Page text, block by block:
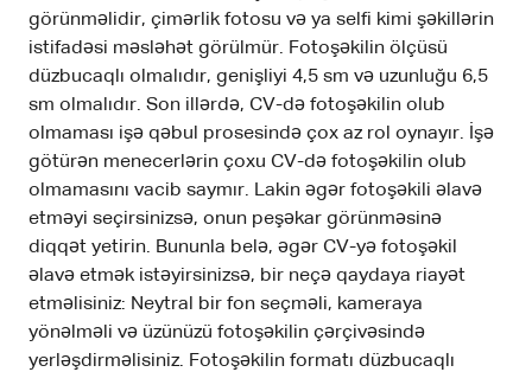
görünməlidir, çimərlik fotosu və ya selfi kimi şəkillərin
istifadəsi məsləhət görülmür. Fotoşəkilin ölçüsü
düzbucaqlı olmalıdır, genişliyi 4,5 sm və uzunluğu 6,5
sm olmalıdır. Son illərdə, CV-də fotoşəkilin olub
olmaması işə qəbul prosesində çox az rol oynayır. İşə
götürən menecerlərin çoxu CV-də fotoşəkilin olub
olmamasını vacib saymır. Lakin əgər fotoşəkili əlavə
etməyi seçirsinizsə, onun peşəkar görünməsinə
diqqət yetirin. Bununla belə, əgər CV-yə fotoşəkil
əlavə etmək istəyirsinizsə, bir neçə qaydaya riayət
etməlisiniz: Neytral bir fon seçməli, kameraya
yönəlməli və üzünüzü fotoşəkilin çərçivəsində
yerləşdirməlisiniz. Fotoşəkilin formatı düzbucaqlı